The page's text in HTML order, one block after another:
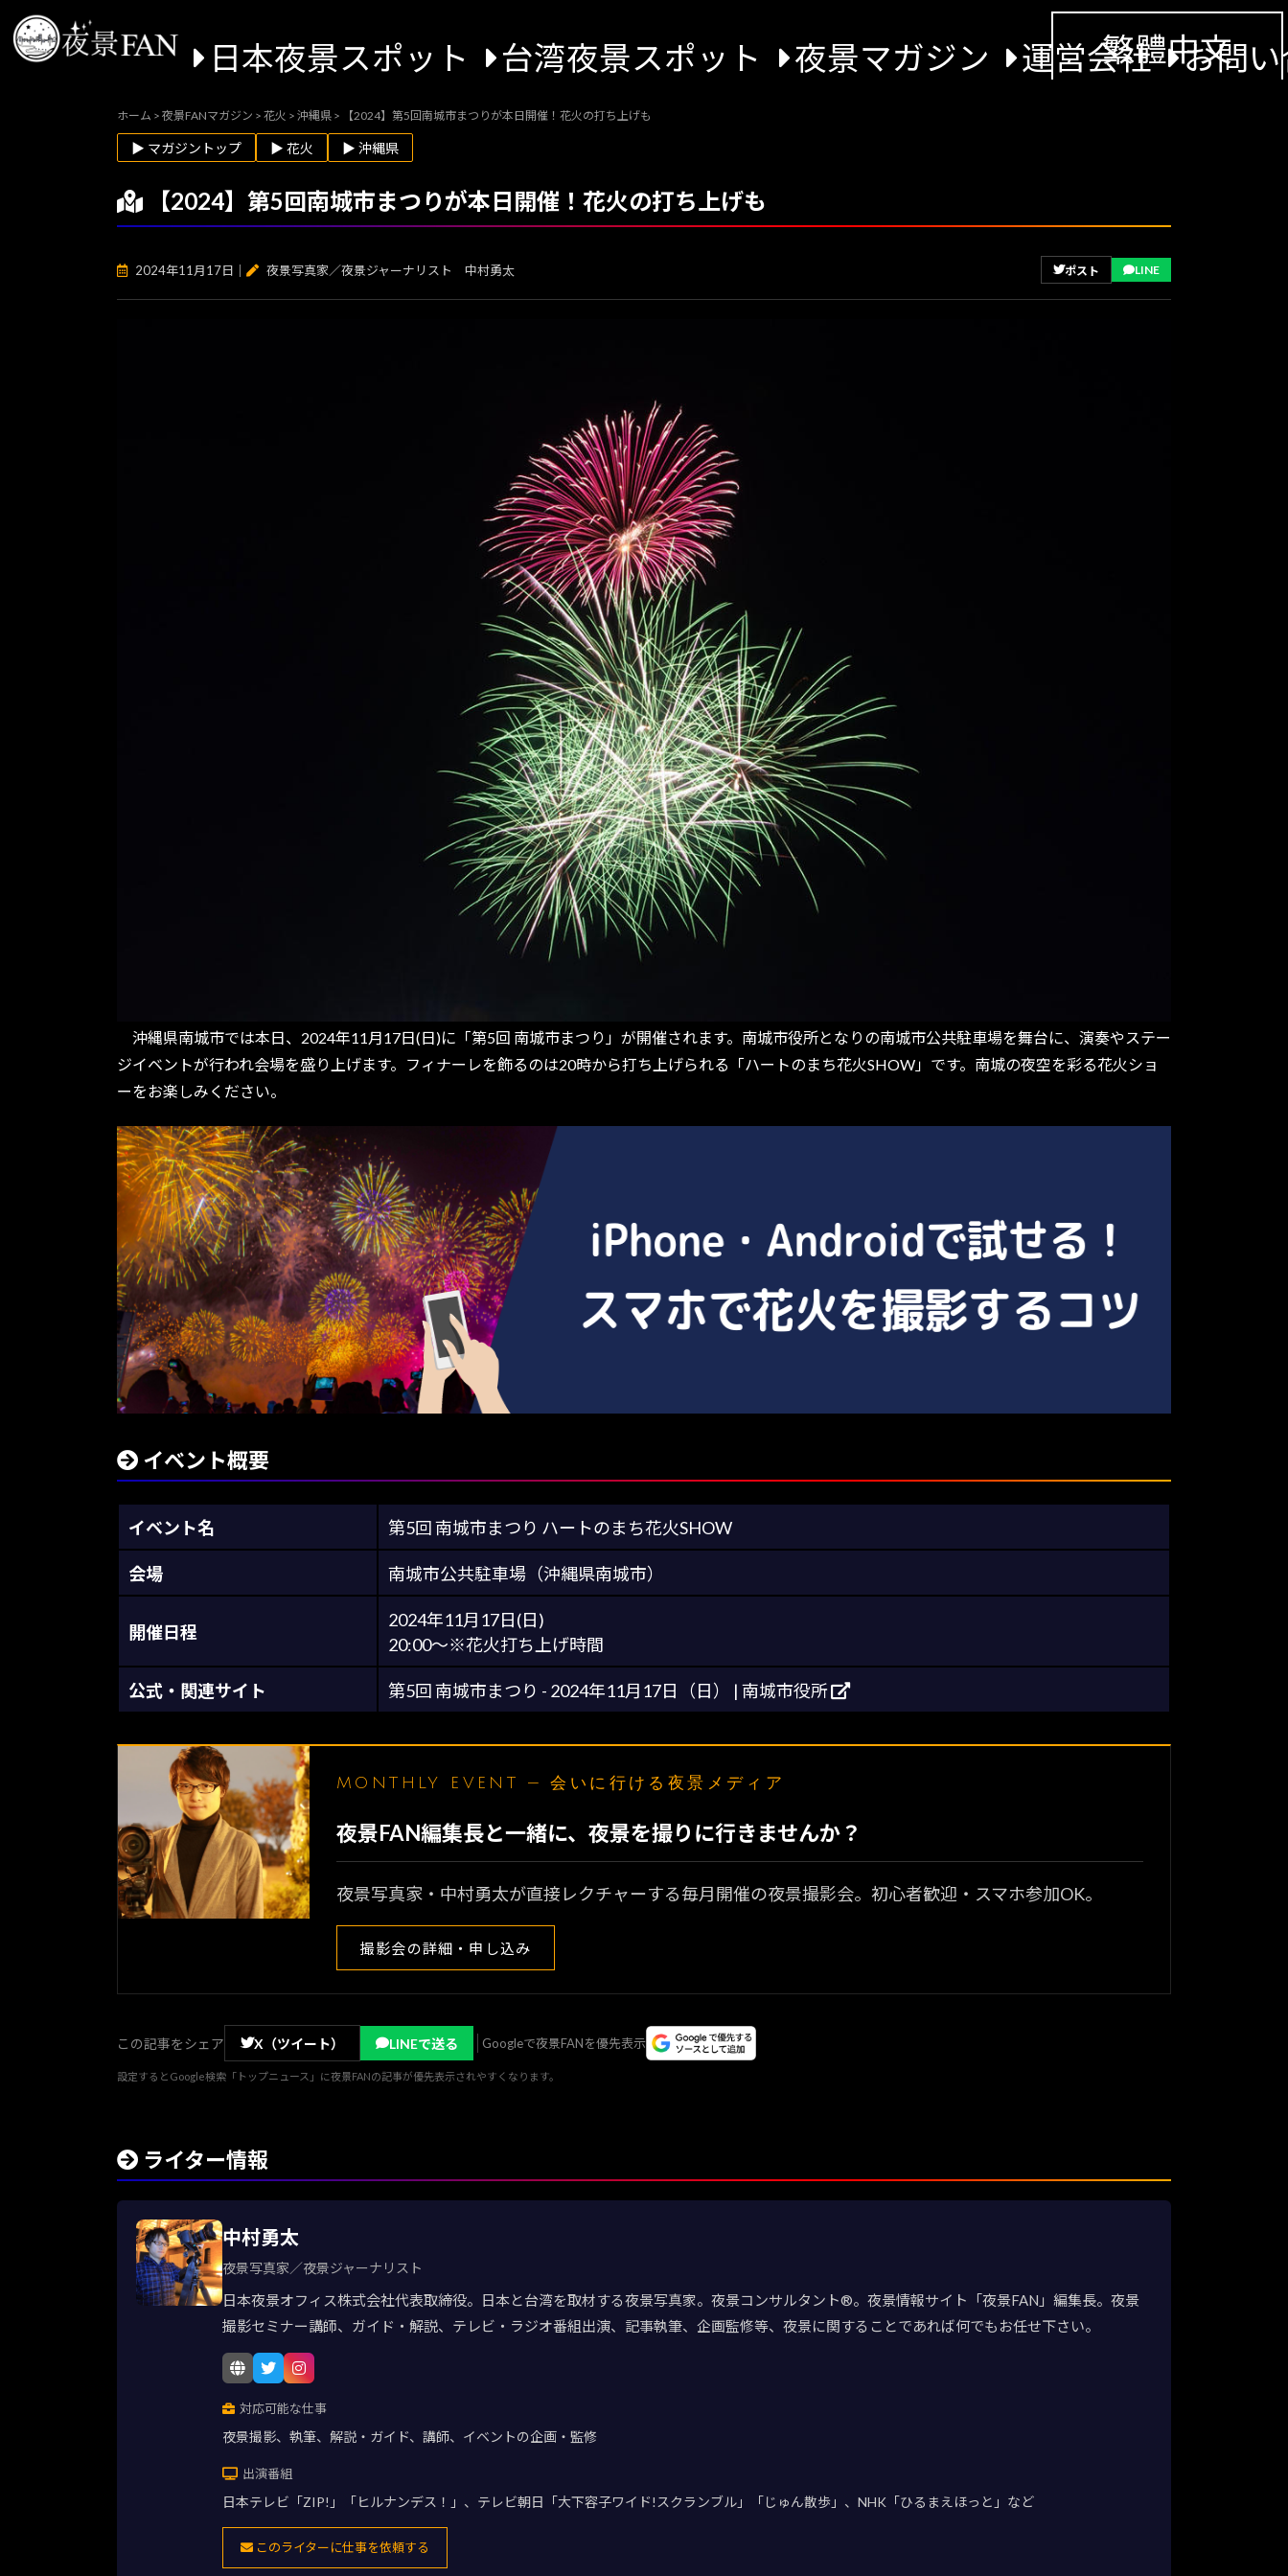
日本夜景スポット 台湾夜景スポット 夜景マガジン 運営会社 お問
繁體中文
ホーム > 夜景FANマガジン > 花火 > 沖縄県 > 【2024】第5回南城市まつりが本日開催！花火の打ち上げも
▶ マガジントップ ▶ 花火 ▶ 沖縄県
【2024】第5回南城市まつりが本日開催！花火の打ち上げも
2024年11月17日 夜景写真家／夜景ジャーナリスト 中村勇太 ポスト LINE
沖縄県南城市では本日、2024年11月17日(日)に「第5回 南城市まつり」が開催されます。南城市役所となりの南城市公共駐車場を舞台に、演奏やステー
ジイベントが行われ会場を盛り上げます。フィナーレを飾るのは20時から打ち上げられる「ハートのまち花火SHOW」です。南城の夜空を彩る花火ショ
ーをお楽しみください。
イベント概要
イベント名 第5回 南城市まつり ハートのまち花火SHOW
会場 南城市公共駐車場（沖縄県南城市）
開催日程
2024年11月17日(日)
20:00～※花火打ち上げ時間
公式・関連サイト 第5回 南城市まつり - 2024年11月17日（日） | 南城市役所
MONTHLY EVENT — 会いに行ける夜景メディア
夜景FAN編集長と一緒に、夜景を撮りに行きませんか？
夜景写真家・中村勇太が直接レクチャーする毎月開催の夜景撮影会。初心者歓迎・スマホ参加OK。
撮影会の詳細・申し込み
この記事をシェア X（ツイート） LINEで送る Googleで夜景FANを優先表示
設定するとGoogle検索「トップニュース」に夜景FANの記事が優先表示されやすくなります。
ライター情報
中村勇太
夜景写真家／夜景ジャーナリスト
日本夜景オフィス株式会社代表取締役。日本と台湾を取材する夜景写真家。夜景コンサルタント®。夜景情報サイト「夜景FAN」編集長。夜景
撮影セミナー講師、ガイド・解説、テレビ・ラジオ番組出演、記事執筆、企画監修等、夜景に関することであれば何でもお任せ下さい。
対応可能な仕事
夜景撮影、執筆、解説・ガイド、講師、イベントの企画・監修
出演番組
日本テレビ「ZIP!」「ヒルナンデス！」、テレビ朝日「大下容子ワイド!スクランブル」「じゅん散歩」、NHK「ひるまえほっと」など
このライターに仕事を依頼する